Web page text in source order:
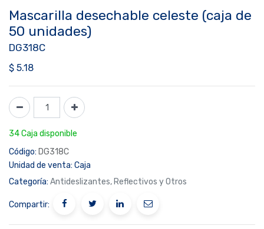
Mascarilla desechable celeste (caja de
50 unidades)
DG318C
$ 5.18
34 Caja disponible
Código: DG318C
Unidad de venta: Caja
Categoría: Antideslizantes, Reflectivos y Otros
Compartir: